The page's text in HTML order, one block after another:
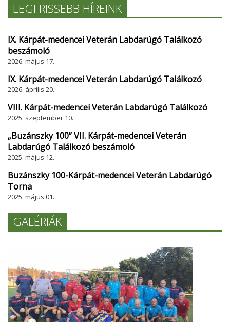
LEGFRISSEBB HÍREINK
IX. Kárpát-medencei Veterán Labdarúgó Találkozó
beszámoló
2026. május 17.
IX. Kárpát-medencei Veterán Labdarúgó Találkozó
2026. április 20.
VIII. Kárpát-medencei Veterán Labdarúgó Találkozó
2025. szeptember 10.
„Buzánszky 100” VII. Kárpát-medencei Veterán
Labdarúgó Találkozó beszámoló
2025. május 12.
Buzánszky 100-Kárpát-medencei Veterán Labdarúgó
Torna
2025. május 01.
GALÉRIÁK